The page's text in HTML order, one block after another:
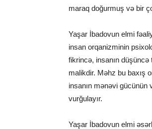
maraq doğurmuş və bir
Yaşar İbadovun elmi
insan orqanizminin
fikrincə, insanın
malikdir. Məhz bu baxış
insanın mənəvi gücünün
vurğulayır.
Yaşar İbadovun elmi